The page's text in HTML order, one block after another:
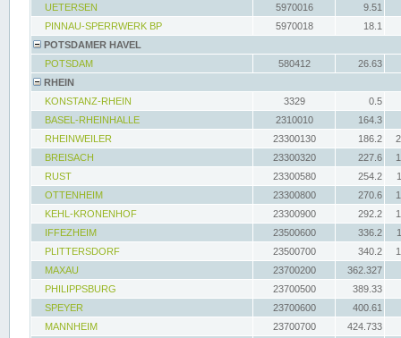
UETERSEN
5970016
9.51
PINNAU-SPERRWERK BP
5970018
18.1
POTSDAMER HAVEL
POTSDAM
580412
26.63
RHEIN
KONSTANZ-RHEIN
3329
0.5
BASEL-RHEINHALLE
2310010
164.3
RHEINWEILER
23300130 186.2
BREISACH
23300320 227.6
RUST
23300580 254.2
OTTENHEIM
23300800 270.6
KEHL-KRONENHOF
23300900 292.2
IFFEZHEIM
23500600 336.2
PLITTERSDORF
23500700 340.2
MAXAU
23700200
362.327
PHILIPPSBURG
23700500
389.33
SPEYER
23700600
400.61
MANNHEIM
23700700
424.733